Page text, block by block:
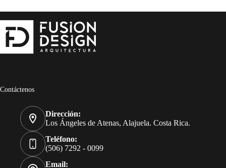
Contáctenos
Dirección:
Los Ángeles de Atenas, Alajuela. Costa Rica.
Teléfono:
(506) 7292 - 0099
Email: